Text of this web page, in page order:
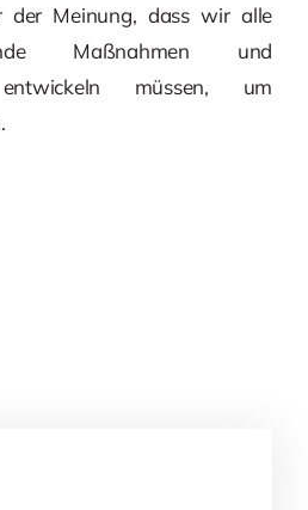
der Meinung, dass wir alle
Maßnahmen und
entwickeln müssen, um